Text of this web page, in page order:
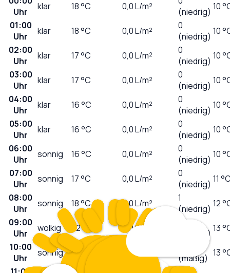
Uhr
klar 18°C 0,0L/m²
(niedrig) 10
01:00
Uhr
klar 18°C 0,0L/m²
0
(niedrig) 10
02:00
Uhr
klar 17°C 0,0L/m²
0
(niedrig) 10
03:00
Uhr
klar 17°C 0,0L/m²
0
(niedrig) 10
04:00
Uhr
klar 16°C 0,0L/m²
0
(niedrig) 10
05:00
Uhr
klar 16°C 0,0L/m²
0
(niedrig) 10
06:00
Uhr
sonnig 16°C 0,0L/m²
0
(niedrig) 10
07:00
Uhr
sonnig 17°C 0,0L/m²
0
(niedrig) 11
08:00
Uhr
sonnig 18°C 0,0L/m²
1
(niedrig) 12
09:00
Uhr
wolkig 22°C 0,0L/m²
(niedrig) 13
10:00
Uhr
sonnig 24°C 0,0L/m²
(mäßig) 13